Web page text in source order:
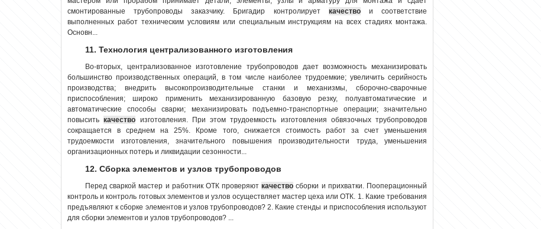
смонтированные трубопроводы заказчику. Бригадир контролирует качествои соответствие
выполненных работ техническим условиям или специальным инструкциям на всех стадиях монтажа.
Основн...
11. Технология централизованного изготовления
Во-вторых, централизованное изготовление трубопроводов дает возможность механизировать
большинство производственных операций, в том числе наиболее трудоемкие; увеличить серийность
производства; внедрить высокопроизводительные станки и механизмы, сборочно-сварочные
приспособления; широко применить механизированную базовую резку, полуавтоматические и
автоматические способы сварки; механизировать подъемно-транспортные операции; значительно
повыситькачество изготовления. При этом трудоемкость изготовления обвязочных трубопроводов
сокращается в среднем на 25%. Кроме того, снижается стоимость работ за счет уменьшения
трудоемкости изготовления, значительного повышения производительности труда, уменьшения
организационных потерь и ликвидации сезонности...
12. Сборка элементов и узлов трубопроводов
Перед сваркой мастер и работник ОТК проверяюткачество сборки и прихватки. Пооперационный
контроль и контроль готовых элементов и узлов осуществляет мастер цеха или ОТК. 1. Какие требования
предъявляют к сборке элементов и узлов трубопроводов? 2. Какие стенды и приспособления используют
для сборки элементов и узлов трубопроводов? ...